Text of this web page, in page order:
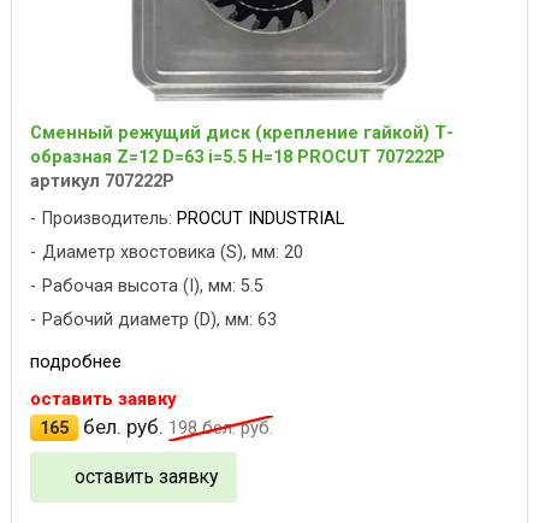
Сменный режущий диск (крепление гайкой) Т-
образная Z=12 D=63 i=5.5 H=18 PROCUT 707222P
артикул 707222P
Производитель: PROCUT INDUSTRIAL
Диаметр хвостовика (S), мм: 20
Рабочая высота (I), мм: 5.5
Рабочий диаметр (D), мм: 63
подробнее
оставить заявку
165
бел. руб. 198бел. руб.
оставить заявку